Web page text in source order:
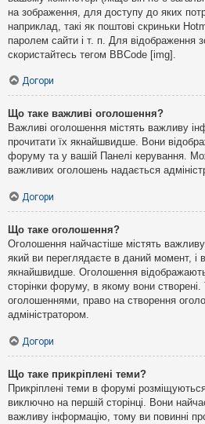
на зображення, для доступу до яких
наприклад, такі як поштові скриньки
паролем сайти і т. п. Для відображення
скористайтесь тегом BBCode [img].
Догори
Що таке важливі оголошення?
Важливі оголошення містять важливу
прочитати їх якнайшвидше. Вони
форуму та у вашій Панелі керування.
важливих оголошень надається
Догори
Що таке оголошення?
Оголошення найчастіше містять
який ви переглядаєте в даний момент, і
якнайшвидше. Оголошення
сторінки форуму, в якому вони
оголошеннями, право на створення
адміністратором.
Догори
Що таке прикріплені теми?
Прикріплені теми в форумі
виключно на першій сторінці. Вони
важливу інформацію, тому ви повинні